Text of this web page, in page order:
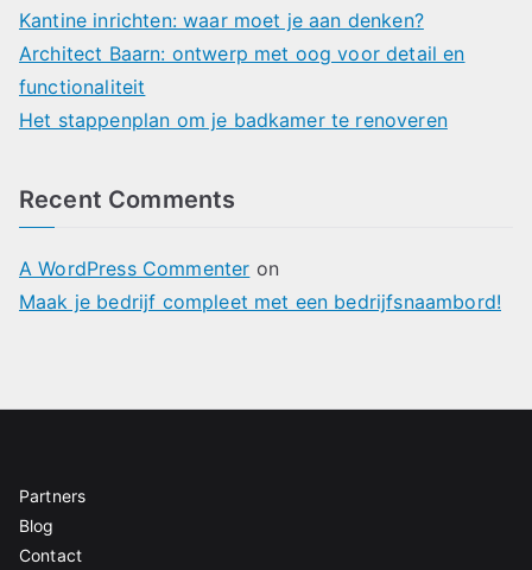
Kantine inrichten: waar moet je aan denken?
Architect Baarn: ontwerp met oog voor detail en
functionaliteit
Het stappenplan om je badkamer te renoveren
Recent Comments
A WordPress Commenter on
Maak je bedrijf compleet met een bedrijfsnaambord!
Partners
Blog
Contact